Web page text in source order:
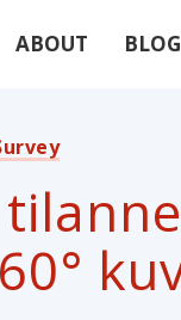
ABOUT BLOG